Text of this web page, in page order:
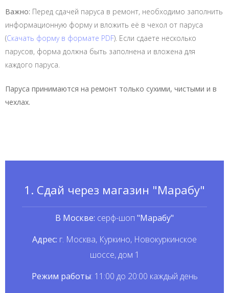
Важно: Перед сдачей паруса в ремонт, необходимо заполнить
информационную форму и вложить её в чехол от паруса
(Скачать форму в формате PDF). Если сдаете несколько
парусов, форма должна быть заполнена и вложена для
каждого паруса.
Паруса принимаются на ремонт только сухими, чистыми и в
чехлах.
1. Сдай через магазин "Марабу"
В Москве: серф-шоп "Марабу"
Адрес: г. Москва, Куркино, Новокуркинское
шоссе, дом 1
Режим работы: 11:00 до 20:00 каждый день